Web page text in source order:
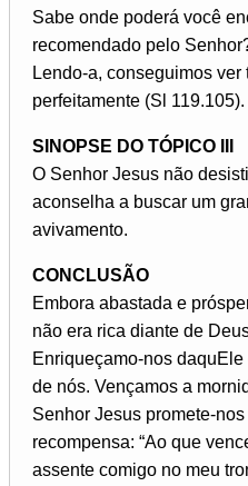
Sabe onde poderá você
recomendado pelo
Lendo-a, conseguimos
perfeitamente (Sl 119.105).
SINOPSE DO TÓPICO III
O Senhor Jesus não
aconselha a buscar um
avivamento.
CONCLUSÃO
Embora abastada e
não era rica diante de
Enriqueçamo-nos
de nós. Vençamos a
Senhor Jesus promete-
recompensa: “Ao que
assente comigo no meu